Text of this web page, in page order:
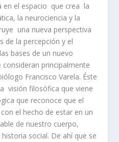
en el espacio que crea la
la neurociencia y la
una nueva perspectiva
de la percepción y el
bases de un nuevo
consideran principalmente
Francisco Varela. Éste
visión filosófica que viene
que reconoce que el
el hecho de estar en un
de nuestro cuerpo,
social. De ahí que se